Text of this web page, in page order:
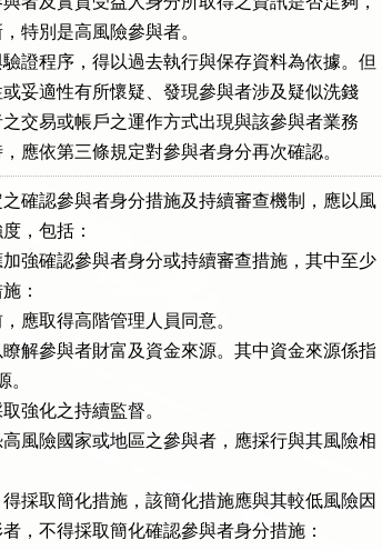
特別是高風險參與者。
證程序，得以過去執行與保存資料為依據。但
或妥適性有所懷疑、發現參與者涉及疑似洗錢
之交易或帳戶之運作方式出現與該參與者業務
，應依第三條規定對參與者身分再次確認。
確認參與者身分措施及持續審查機制，應以風
，包括：
強確認參與者身分或持續審查措施，其中至少
：
應取得高階管理人員同意。
瞭解參與者財富及資金來源。其中資金來源係指
。
強化之持續監督。
風險國家或地區之參與者，應採行與其風險相
採取簡化措施，該簡化措施應與其較低風險因
者，不得採取簡化確認參與者身分措施：